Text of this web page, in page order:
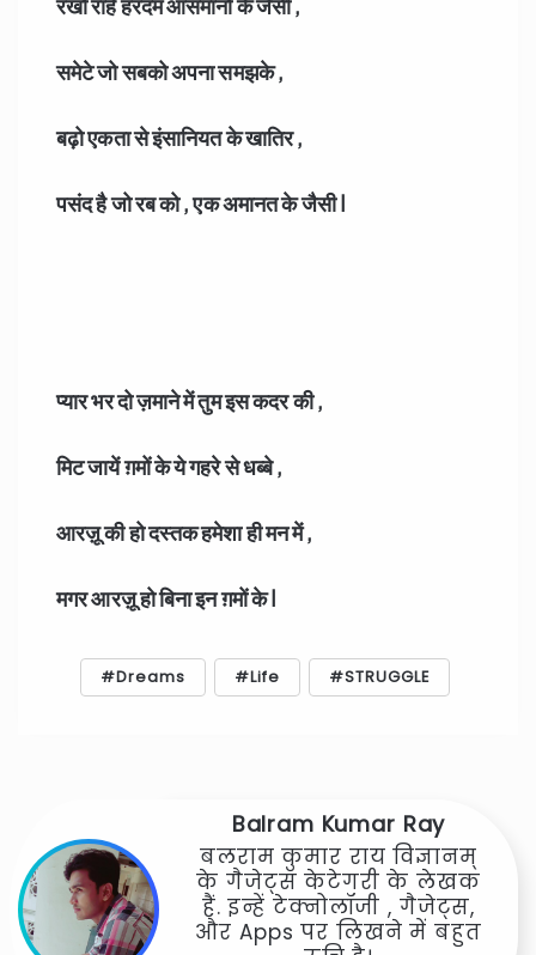
रखो राहें हरदम आसमानों के जैसी ,
समेटे जो सबको अपना समझके ,
बढ़ो एकता से इंसानियत के खातिर ,
पसंद है जो रब को , एक अमानत के जैसी I
प्यार भर दो ज़माने में तुम इस कदर की ,
मिट जायें ग़मों के ये गहरे से धब्बे ,
आरज़ू की हो दस्तक हमेशा ही मन में ,
मगर आरज़ू हो बिना इन ग़मों के I
Dreams Life STRUGGLE
Balram Kumar Ray
बलराम कुमार राय विज्ञानम्
के गैजेट्स केटेगरी के लेखक
हैं. इन्हें टेक्नोलॉजी , गैजेट्स,
और Apps पर लिखने में बहुत